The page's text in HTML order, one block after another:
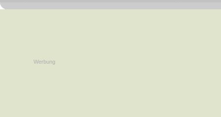
Werbung